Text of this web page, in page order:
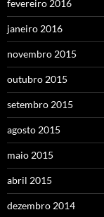
fevereiro 2016
janeiro 2016
novembro 2015
outubro 2015
setembro 2015
agosto 2015
maio 2015
abril 2015
dezembro 2014